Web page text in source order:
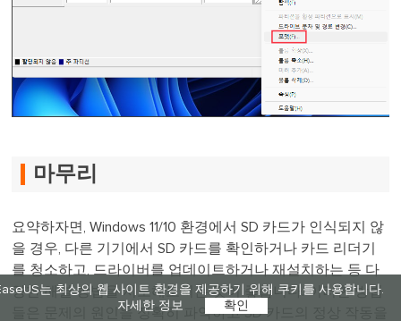
는 최상의 웹 사이트 환경을 제공하기 위해 쿠키를 사용합니다.
자세한 정보
확인
마무리
요약하자면, Windows 11/10 환경에서 SD 카드가 인식되지 않
을 경우, 다른 기기에서 SD 카드를 확인하거나 카드 리더기
를 청소하고, 드라이버를 업데이트하거나 재설치하는 등 다
양한 해결 방법을 시도해보시는 것이 좋습니다. 이러한 방법
들은 문제의 원인을 정확히 파악하고 SD 카드의 정상 작동을